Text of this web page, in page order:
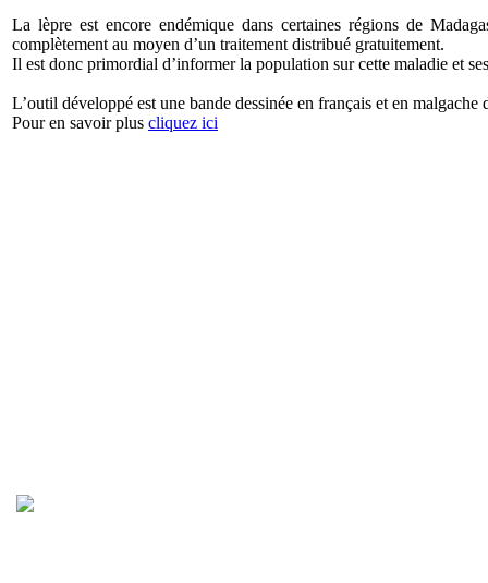
La lèpre est encore endémique dans certaines régions de
complètement au moyen d’un traitement distribué gratuitement.
Il est donc primordial d’informer la population sur cette maladie et
L’outil développé est une bande dessinée en français et en malgache
Pour en savoir plus cliquez ici